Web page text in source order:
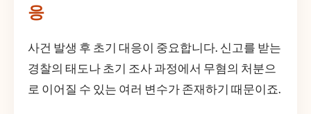
응
사건 발생 후 초기 대응이 중요합니다. 신고를 받는
경찰의 태도나 초기 조사 과정에서 무혐의 처분으
로 이어질 수 있는 여러 변수가 존재하기 때문이죠.